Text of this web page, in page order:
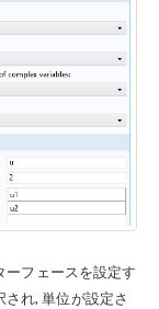
ーフェースを設定す
れ, 単位が設定さ